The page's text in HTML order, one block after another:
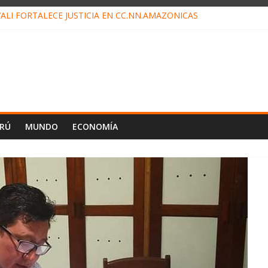
FORTALECE JUSTICIA EN CC.NN.AMAZÓNICAS
MUNDO ECONOMÍA